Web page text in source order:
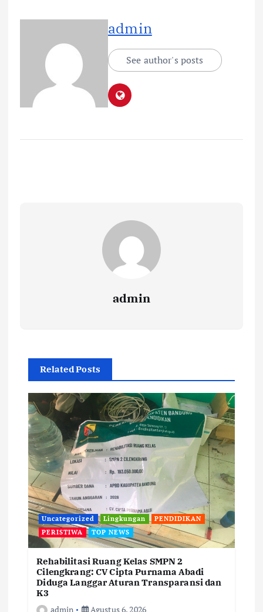
admin
See author's posts
admin
Related Posts
Uncategorized Lingkungan
PENDIDIKAN
PERISTIWA
TOP NEWS
Rehabilitasi Ruang Kelas SMPN 2
Cilengkrang: CV Cipta Purnama Abadi
Diduga Langgar Aturan Transparansi dan
K3
admin
Agustus 6, 2026